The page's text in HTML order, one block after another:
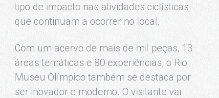
tipo de impacto nas atividades ciclísticas
que continuam a ocorrer no local.
Com um acervo de mais de mil peças, 13
áreas temáticas e 80 experiências, o Rio
Museu Olímpico também se destaca por
ser inovador e moderno. O visitante vai